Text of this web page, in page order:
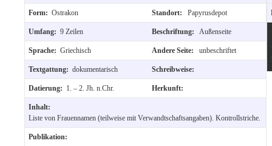
Form: Ostrakon Standort: Papyrusdepot
Umfang: 9 Zeilen Beschriftung: Außenseite
Sprache: Griechisch Andere Seite: unbeschriftet
Textgattung: dokumentarisch Schreibweise:
Datierung: 1. – 2. Jh. n.Chr. Herkunft:
Inhalt:
Liste von Frauennamen (teilweise mit Verwandtschaftsangaben). Kontrollstriche.
Publikation: